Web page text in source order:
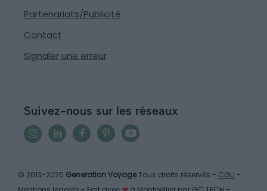
Partenariats/Publicité
Contact
Signaler une erreur
Suivez-nous sur les réseaux
© 2013-2026 Generation VoyageTous droits réservés - CGU -